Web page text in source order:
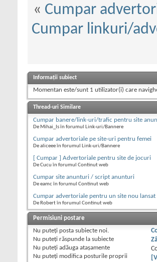
« Cumpar
Cumpar linkuri/
Informații subiect
Momentan este/sunt 1 utilizator(i) care
Thread-uri Similare
Cumpar banere/link-uri/trafic pentru site
De Mihai_Is în forumul Link-uri/Bannere
Cumpar advertoriale pe site-uri pentru femei
De aliceee în forumul Link-uri/Bannere
[ Cumpar ] Advertoriale pentru site de jocuri
De Cucu în forumul Continut web
Cumpar site anunturi / script anunturi
De eamc în forumul Continut web
Cumpar advertoriale pentru un site nou lansat
De Robert în forumul Continut web
Permisiuni postare
Nu puteţi posta subiecte noi.
Nu puteţi răspunde la subiecte
Nu puteţi adăuga ataşamente
Nu puteţi modifica posturile proprii